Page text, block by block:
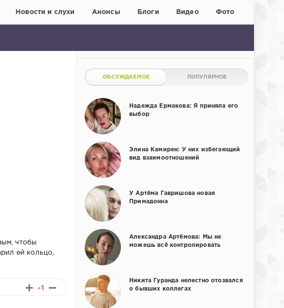
Новости и слухи Анонсы Блоги Видео Фото
чтобы
ей кольцо,
-1
ОБСУЖДАЕМОЕ ПОПУЛЯРНОЕ
Надежда Ермакова: Я приняла его
выбор
Элина Камирен: У них избегающий
вид взаимоотношений
У Артёма Гавришова новая
Примадонна
Александра Артёмова: Мы не
можешь всё контролировать
Никита Гуранда нелестно отозвался
о бывших коллегах